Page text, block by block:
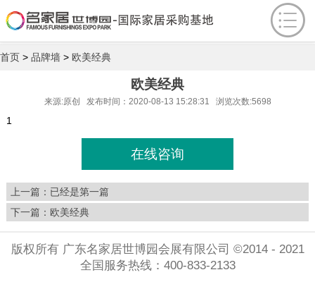
首页 > 品牌墙 > 欧美经典
欧美经典
来源:原创 发布时间：2020-08-13 15:28:31 浏览次数:5698
1
在线咨询
上一篇：已经是第一篇
下一篇： 欧美经典
版权所有 广东名家居世博园会展有限公司 ©2014 - 2021
全国服务热线：400-833-2133